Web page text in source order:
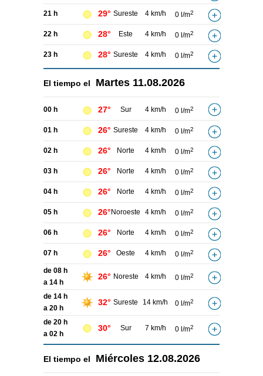
21 h 29° Sureste 4 km/h 0 l/m2
22 h 28° Este 4 km/h 0 l/m2
23 h 28° Sureste 4 km/h 0 l/m2
El tiempo el Martes 11.08.2026
00 h 27° Sur 4 km/h 0 l/m2
01 h 26° Sureste 4 km/h 0 l/m2
02 h 26° Norte 4 km/h 0 l/m2
03 h 26° Norte 4 km/h 0 l/m2
04 h 26° Norte 4 km/h 0 l/m2
05 h 26° Noroeste 4 km/h 0 l/m2
06 h 26° Norte 4 km/h 0 l/m2
07 h 26° Oeste 4 km/h 0 l/m2
de 08 h
a 14 h
26° Noreste 4 km/h 0 l/m2
de 14 h
a 20 h
32° Sureste 14 km/h 0 l/m2
de 20 h
a 02 h
30° Sur 7 km/h 0 l/m2
El tiempo el Miércoles 12.08.2026